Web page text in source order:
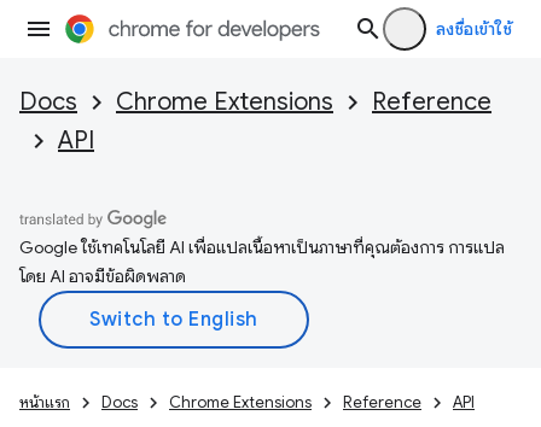
ลงชื่อเข้าใช้
Docs Chrome Extensions
Reference
API
Google ใช้เทคโนโลยี AI เพื่อแปลเนื้อหาเป็นภาษาที่คุณต้องการ การแปล
โดย AI อาจมีข้อผิดพลาด
หน้าแรก Docs Chrome Extensions Reference API